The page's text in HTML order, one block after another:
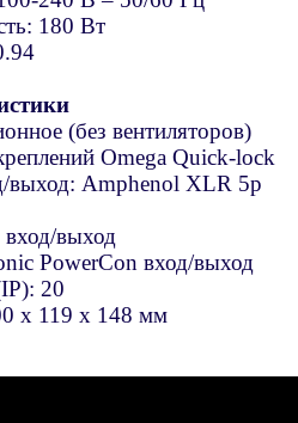
180 Вт
(без вентиляторов)
Omega Quick-lock
выход: Amphenol XLR 5p
выход
PowerCon вход/выход
20
x 119 x 148 мм